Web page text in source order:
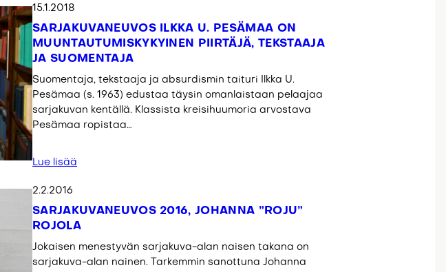
15.1.2018
SARJAKUVANEUVOS ILKKA U. PESÄMAA ON
MUUNTAUTUMISKYKYINEN PIIRTÄJÄ, TEKSTAAJA
JA SUOMENTAJA
Suomentaja, tekstaaja ja absurdismin taituri Ilkka U.
Pesämaa (s. 1963) edustaa täysin omanlaistaan pelaajaa
sarjakuvan kentällä. Klassista kreisihuumoria arvostava
Pesämaa ropistaa…
Lue lisää
2.2.2016
SARJAKUVANEUVOS 2016, JOHANNA ”ROJU”
ROJOLA
Jokaisen menestyvän sarjakuva-alan naisen takana on
sarjakuva-alan nainen. Tarkemmin sanottuna Johanna